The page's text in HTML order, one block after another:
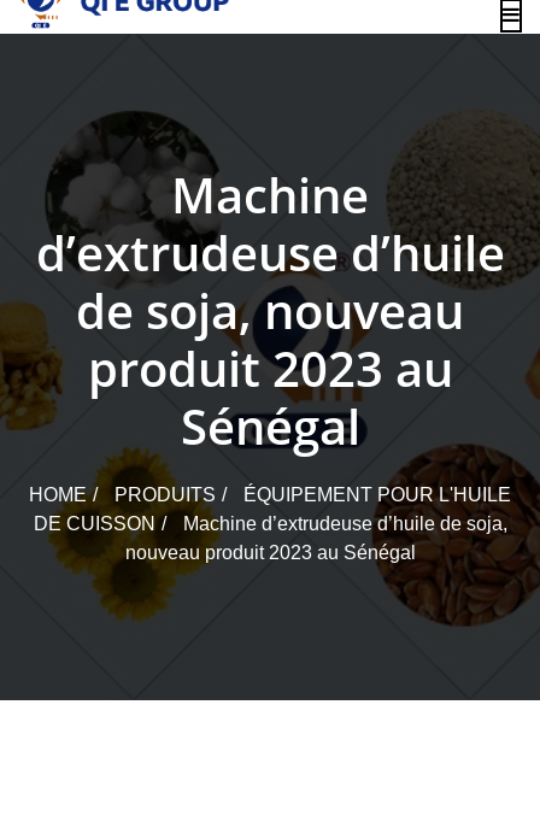
content
Machine
d’extrudeuse d’huile
de soja, nouveau
produit 2023 au
Sénégal
HOME PRODUITS
ÉQUIPEMENT POUR L'HUILE
DE CUISSON
Machine d’extrudeuse d’huile de soja,
nouveau produit 2023 au Sénégal